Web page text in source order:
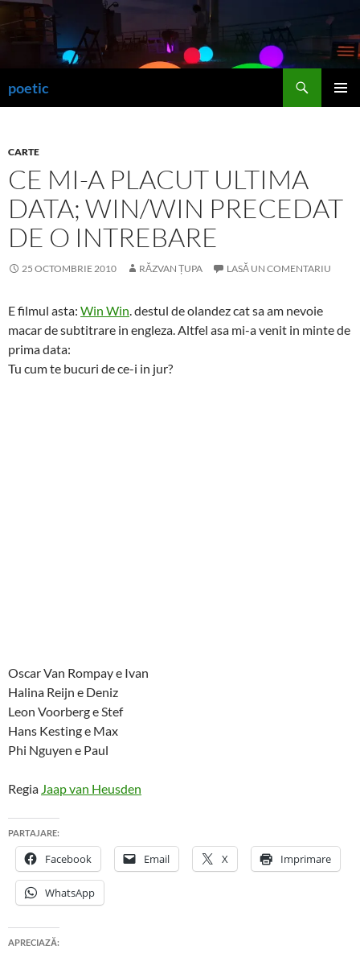
la
poetic
CARTE
CE MI-A PLACUT ULTIMA
DATA; WIN/WIN PRECEDAT
DE O INTREBARE
25 OCTOMBRIE 2010 RĂZVAN ȚUPA LASĂ UN COMENTARIU
E filmul asta: Win Win. destul de olandez cat sa am nevoie
macar de subtitrare in engleza. Altfel asa mi-a venit in minte de
prima data:
Tu cum te bucuri de ce-i in jur?
Oscar Van Rompay e Ivan
Halina Reijn e Deniz
Leon Voorberg e Stef
Hans Kesting e Max
Phi Nguyen e Paul
Regia Jaap van Heusden
PARTAJARE:
Facebook Email X Imprimare
WhatsApp
APRECIAZĂ: